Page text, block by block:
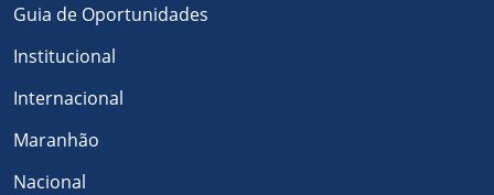
Guia de Oportunidades
Institucional
Internacional
Maranhão
Nacional